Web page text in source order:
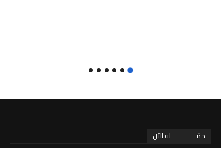
حمّـــــــــــــله الآن